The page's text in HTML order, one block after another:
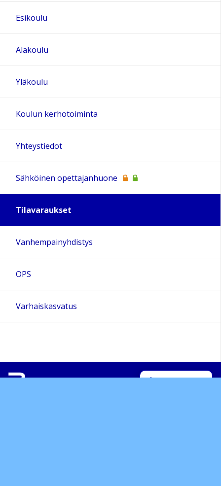
Esikoulu
Alakoulu
Yläkoulu
Koulun kerhotoiminta
Yhteystiedot
Sähköinen opettajanhuone
Tilavaraukset
Vanhempainyhdistys
OPS
Varhaiskasvatus
Sivun alkuun